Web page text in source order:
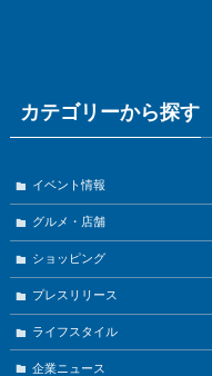
カテゴリーから探す
イベント情報
グルメ・店舗
ショッピング
プレスリリース
ライフスタイル
企業ニュース